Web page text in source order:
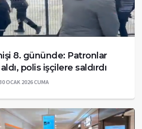
8. gününde: Patronlar
polis işçilere saldırdı
OCAK 2026 CUMA